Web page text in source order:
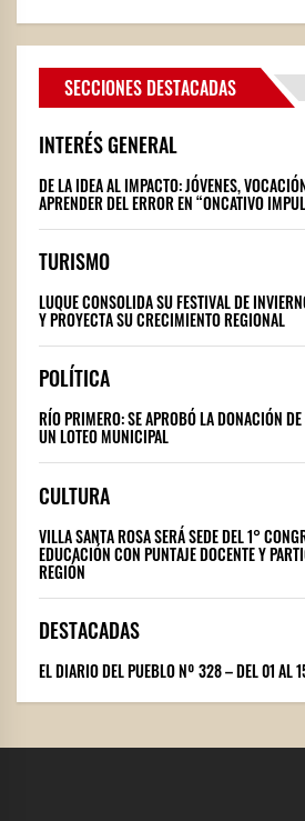
SECCIONES DESTACADAS
INTERÉS GENERAL
DE LA IDEA AL IMPACTO: JÓVENES,
APRENDER DEL ERROR EN “ONCATIVO
TURISMO
LUQUE CONSOLIDA SU FESTIVAL DE
Y PROYECTA SU CRECIMIENTO REGIONAL
POLÍTICA
RÍO PRIMERO: SE APROBÓ LA DONACIÓN
UN LOTEO MUNICIPAL
CULTURA
VILLA SANTA ROSA SERÁ SEDE DEL 1°
EDUCACIÓN CON PUNTAJE DOCENTE Y
REGIÓN
DESTACADAS
EL DIARIO DEL PUEBLO Nº 328 – DEL 01 AL